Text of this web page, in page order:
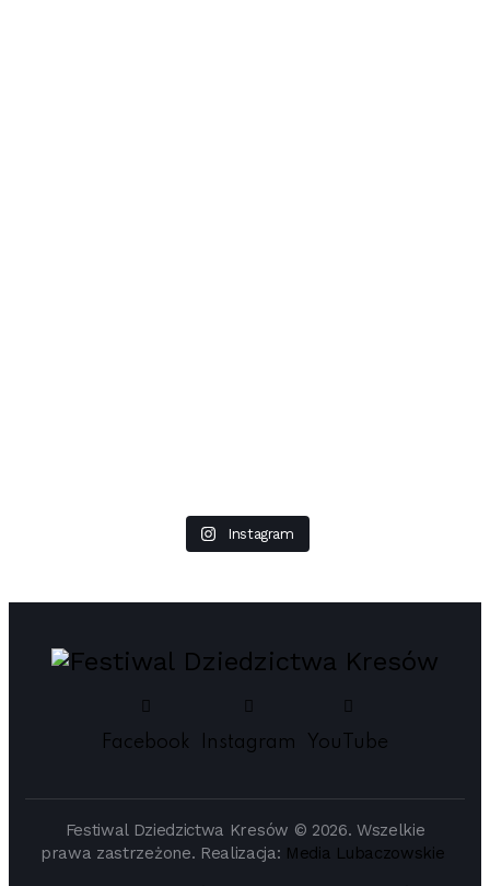
Instagram
Facebook Instagram YouTube
Festiwal Dziedzictwa Kresów © 2026. Wszelkie
prawa zastrzeżone. Realizacja: Media Lubaczowskie